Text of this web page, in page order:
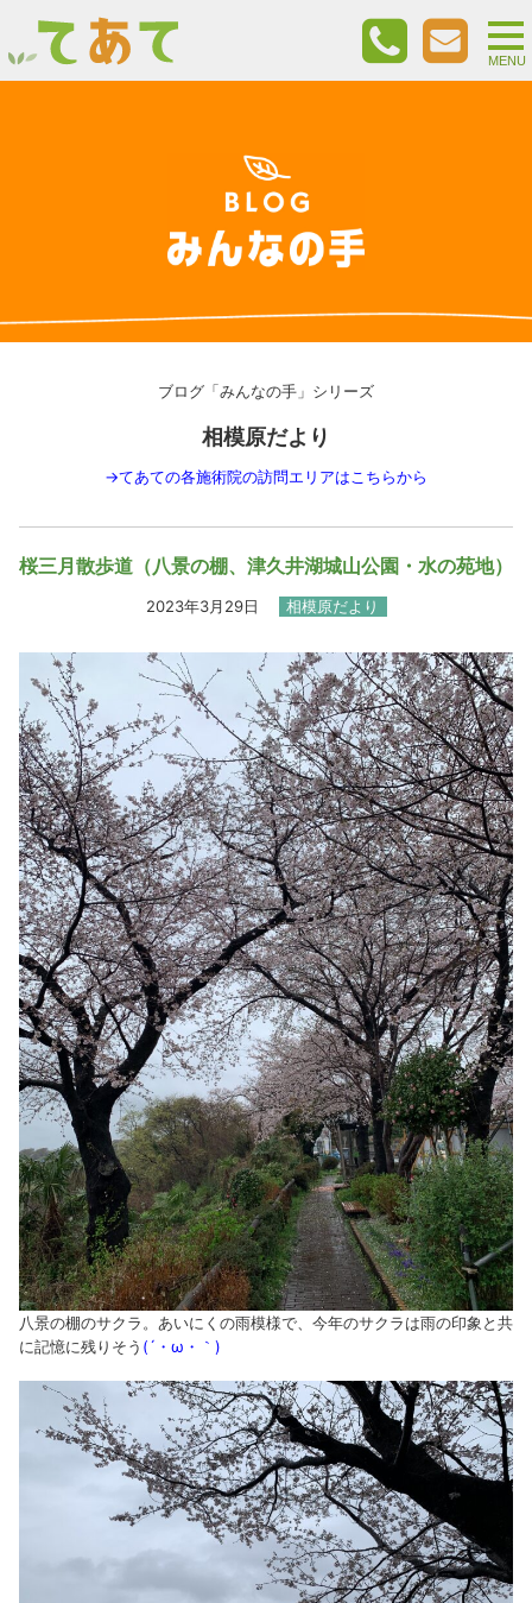
ブログ「みんなの手」シリーズ
相模原だより
→てあての各施術院の訪問エリアはこちらから
桜三月散歩道（八景の棚、津久井湖城山公園・水の苑地）
2023年3月29日 相模原だより
八景の棚のサクラ。あいにくの雨模様で、今年のサクラは雨の印象と共
に記憶に残りそう (´・ω・｀)
MENU